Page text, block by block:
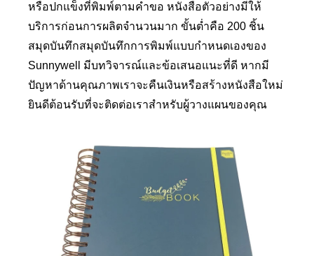
หรือปกแข็งที่พิมพ์ตามคำขอ หนังสือตัวอย่างมีให้
บริการก่อนการผลิตจำนวนมาก ขั้นต่ำคือ 200 ชิ้น
สมุดบันทึกสมุดบันทึกการพิมพ์แบบกำหนดเองของ
Sunnywell มีบทวิจารณ์และข้อเสนอแนะที่ดี หากมี
ปัญหาด้านคุณภาพเราจะคืนเงินหรือสร้างหนังสือใหม่
ยินดีต้อนรับที่จะติดต่อเราสำหรับผู้วางแผนของคุณ